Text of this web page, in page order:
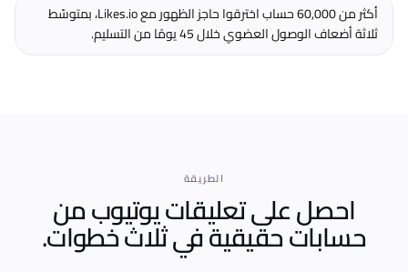
أكثر من 60,000 حساب اخترقوا حاجز الظهور مع Likes.io، بمتوسّط
ثلاثة أضعاف الوصول العضوي خلال 45 يومًا من التسليم.
الطريقة
احصل على تعليقات يوتيوب من
حسابات حقيقيةفي ثلاث خطوات.